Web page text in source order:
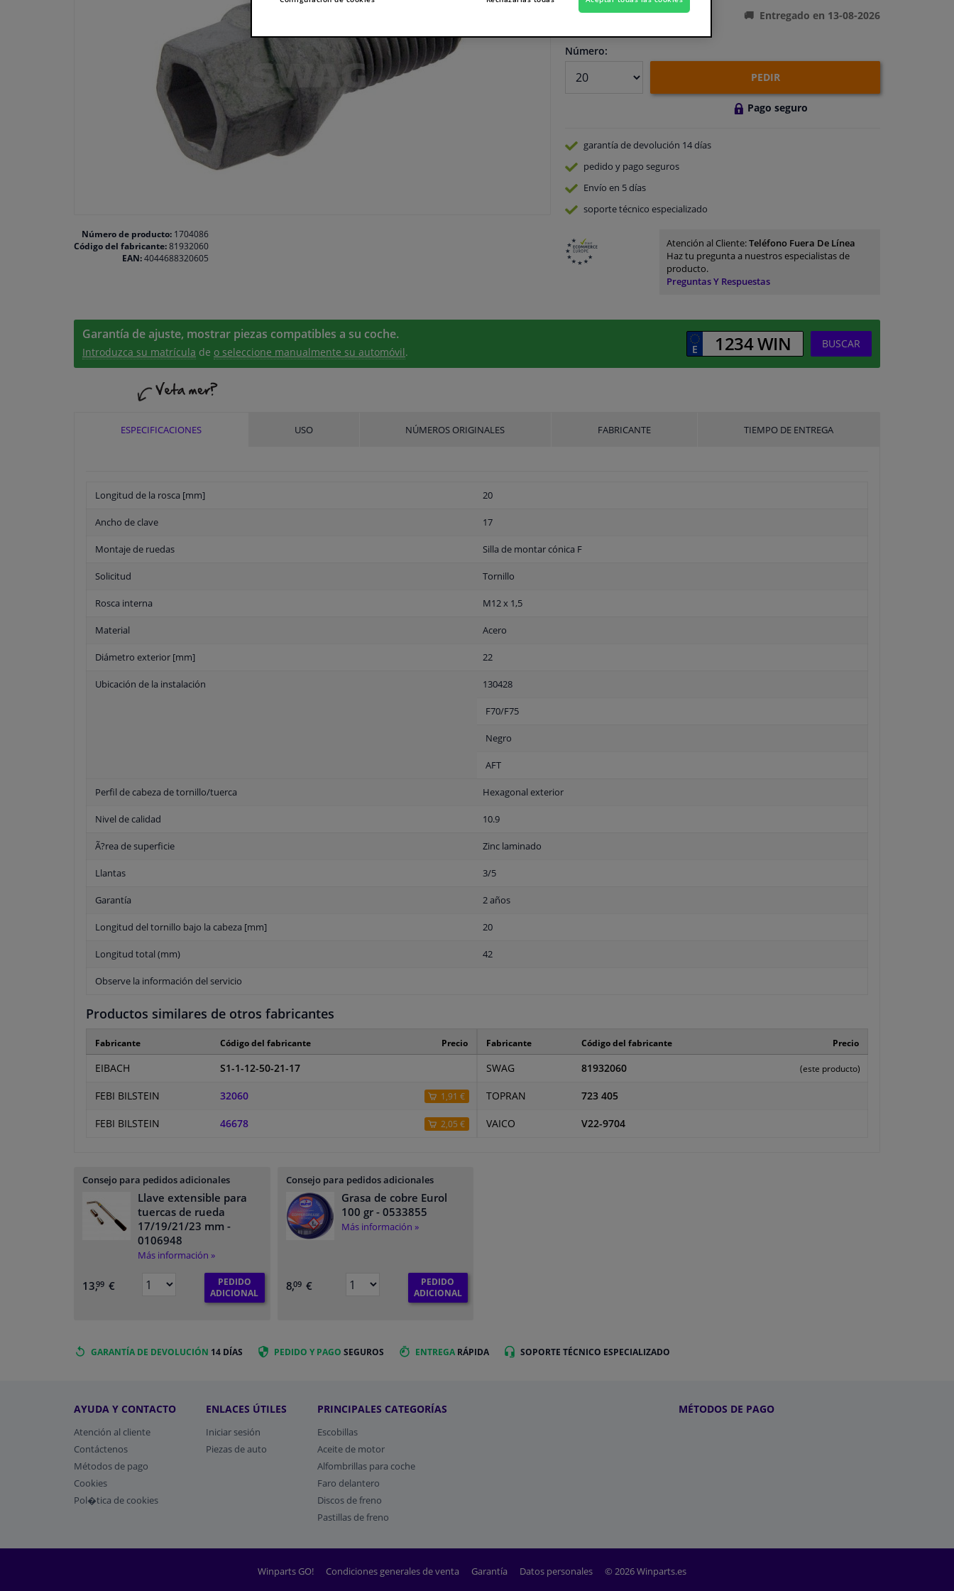
Número de producto: 1704086
Código del fabricante:81932060
EAN:4044688320605
Entregado en 13-08-2026
Número:
PEDIR
Pago seguro
garantía de devolución 14 días
pedido y pago seguros
Envío en 5 días
soporte técnico especializado
Atención al Cliente:Teléfono Fuera De Línea
Haz tu pregunta a nuestros especialistas de
producto.
Preguntas Y Respuestas
Garantía de ajuste, mostrar piezas compatibles a su coche.
Introduzca su matrícula de o seleccione manualmente su automóvil.
BUSCAR
ESPECIFICACIONES USO NÚMEROS ORIGINALES FABRICANTE TIEMPO DE ENTREGA
Longitud de la rosca [mm] 20
Ancho de clave 17
Montaje de ruedas Silla de montar cónica F
Solicitud Tornillo
Rosca interna M12 x 1,5
Material Acero
Diámetro exterior [mm] 22
Ubicación de la instalación 130428
F70/F75
Negro
AFT
Perfil de cabeza de tornillo/tuerca Hexagonal exterior
Nivel de calidad 10.9
Ã?rea de superficie Zinc laminado
Llantas 3/5
Garantía 2 años
Longitud del tornillo bajo la cabeza [mm] 20
Longitud total (mm) 42
Observe la información del servicio
Productos similares de otros fabricantes
Fabricante Código del fabricante Precio
EIBACH S1-1-12-50-21-17
FEBI BILSTEIN 32060 1,91 €
FEBI BILSTEIN 46678 2,05 €
Fabricante Código del fabricante Precio
SWAG 81932060 (este producto)
TOPRAN 723 405
VAICO V22-9704
Consejo para pedidos adicionales
Llave extensible para
tuercas de rueda
17/19/21/23 mm -
0106948
Más información »
13,99 €
PEDIDO
ADICIONAL
Consejo para pedidos adicionales
Grasa de cobre Eurol
100 gr- 0533855
Más información »
8,09 €
PEDIDO
ADICIONAL
GARANTÍA DE DEVOLUCIÓN 14 DÍAS PEDIDO Y PAGO SEGUROS ENTREGA RÁPIDA SOPORTE TÉCNICO ESPECIALIZADO
AYUDA Y CONTACTO
Atención al cliente
Contáctenos
Métodos de pago
​Cookies
Pol�tica de cookies
ENLACES ÚTILES
Iniciar sesión
Piezas de auto
PRINCIPALES CATEGORÍAS
Escobillas
Aceite de motor
Alfombrillas para coche
Faro delantero
Discos de freno
Pastillas de freno
MÉTODOS DE PAGO
Winparts GO! Condiciones generales de venta Garantía Datos personales © 2026 Winparts.es